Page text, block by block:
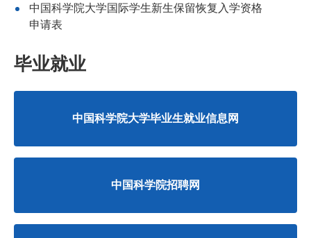
中国科学院大学国际学生新生保留恢复入学资格
申请表
毕业就业
中国科学院大学毕业生就业信息网
中国科学院招聘网